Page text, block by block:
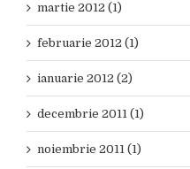
martie 2012 (1)
februarie 2012 (1)
ianuarie 2012 (2)
decembrie 2011 (1)
noiembrie 2011 (1)